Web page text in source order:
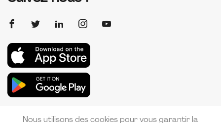
Nous utilisons des cookies pour vous garantir la